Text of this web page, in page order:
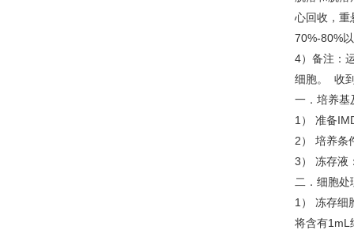
心回收，重
70%-80%
4）备注：
细胞。 收
一．培养基
1） 准备
2） 培养条
3） 冻存液
二．细胞处
1） 冻存细
将含有1mL